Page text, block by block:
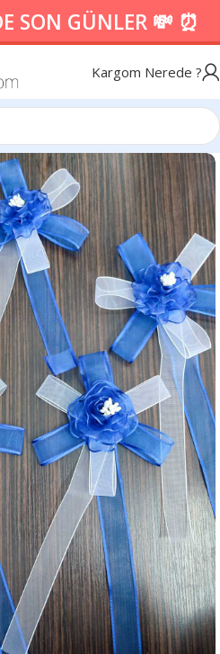
SON GÜNLER 💸 ⏰
Kargom Nerede ?